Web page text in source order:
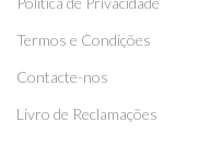
Termos e Condições
Contacte-nos
Livro de Reclamações